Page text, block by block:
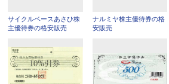
サイクルベースあさひ株
主優待券の格安販売
ナルミヤ株主優待券の格
安販売